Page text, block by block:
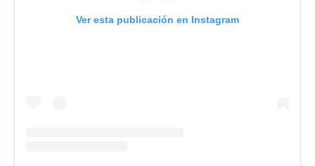
Ver esta publicación en Instagram